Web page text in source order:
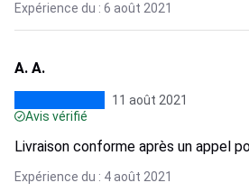
Expérience du : 6 août 2021
A. A.
11 août 2021
Avis vérifié
Livraison conforme après un appel
Expérience du : 4 août 2021